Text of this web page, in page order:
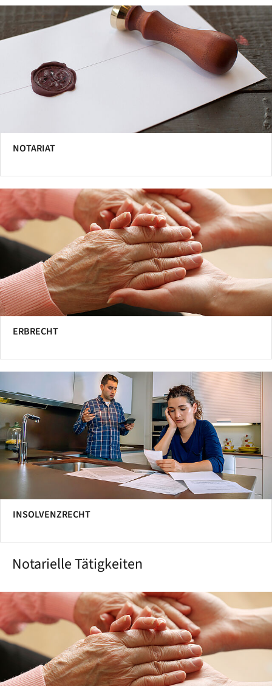
NOTARIAT
ERBRECHT
INSOLVENZRECHT
Notarielle Tätigkeiten